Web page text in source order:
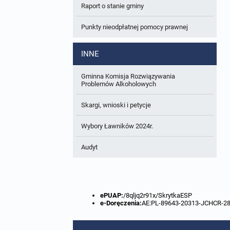
W trakcie opracowania
Zbiory danych przestrzennych
Analizy zmian w zagospodarowaniu
Raport o stanie gminy
Punkty nieodpłatnej pomocy prawnej
INNE
Gminna Komisja Rozwiązywania
Problemów Alkoholowych
Skargi, wnioski i petycje
Wybory Ławników 2024r.
Audyt
ePUAP:/8qljq2r91x/SkrytkaESP
e-Doręczenia:AE:PL-89643-20313-JCHCR-28